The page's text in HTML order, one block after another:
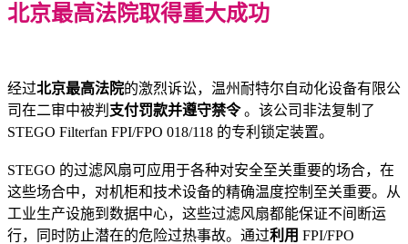
北京最高法院取得重大成功
经过北京最高法院的激烈诉讼，温州耐特尔自动化设备有限公
司在二审中被判 支付罚款并遵守禁令。该公司非法复制了
STEGO Filterfan FPI/FPO 018/118 的专利锁定装置。
STEGO 的过滤风扇可应用于各种对安全至关重要的场合，在
这些场合中，对机柜和技术设备的精确温度控制至关重要。从
工业生产设施到数据中心，这些过滤风扇都能保证不间断运
行，同时防止潜在的危险过热事故。通过利用 FPI/FPO